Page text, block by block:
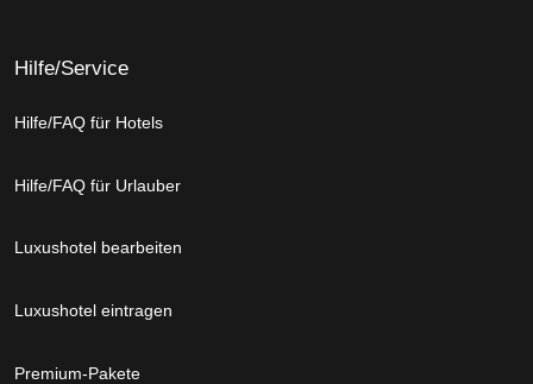
Hilfe/Service
Hilfe/FAQ für Hotels
Hilfe/FAQ für Urlauber
Luxushotel bearbeiten
Luxushotel eintragen
Premium-Pakete